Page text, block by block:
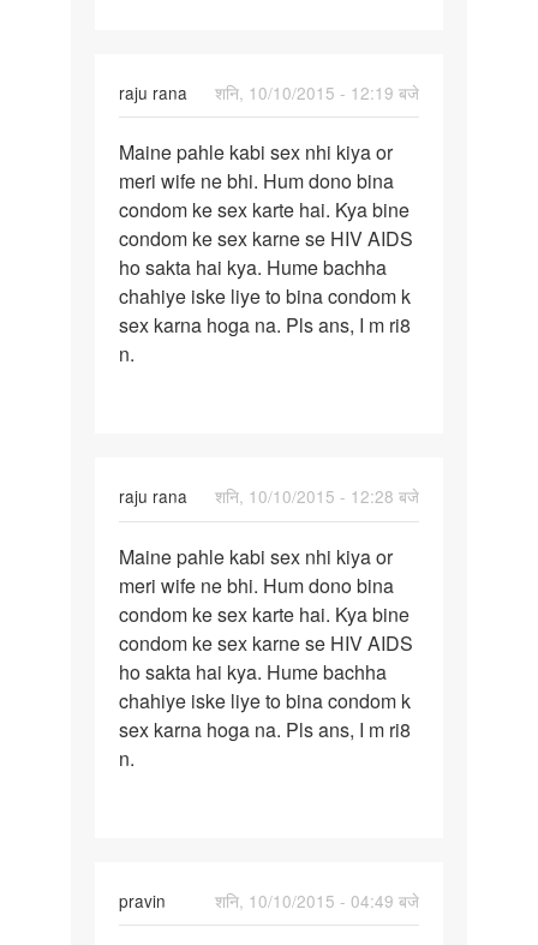
raju rana
शनि, 10/10/2015 - 12:19 बजे
Maine
pahle
kabi
sex
nhi
kiya
Maine pahle kabi sex nhi kiya or
meri wife ne bhi. Hum dono bina
condom ke sex karte hai. Kya bine
condom ke sex karne se HIV AIDS
ho sakta hai kya. Hume bachha
chahiye iske liye to bina condom k
sex karna hoga na. Pls ans, I m ri8
n.
raju rana
शनि, 10/10/2015 - 12:28 बजे
Maine
pahle
kabi
sex
nhi
kiya
Maine pahle kabi sex nhi kiya or
meri wife ne bhi. Hum dono bina
condom ke sex karte hai. Kya bine
condom ke sex karne se HIV AIDS
ho sakta hai kya. Hume bachha
chahiye iske liye to bina condom k
sex karna hoga na. Pls ans, I m ri8
n.
pravin
शनि, 10/10/2015 - 04:49 बजे